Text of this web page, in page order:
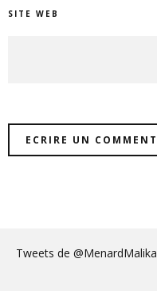
SITE WEB
Tweets de @MenardMalika